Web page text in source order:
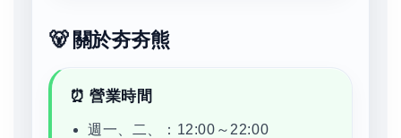
🐻 關於夯夯熊
⏰ 營業時間
週一、二、：12:00～22:00